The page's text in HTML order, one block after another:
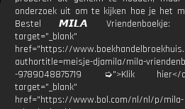
onderzoek uit om te kijken hoe je het
Bestel 𝙈𝙄𝙇𝘼
target="_blank"
href="https://
authortitle=meisje-djamila/mila-
-9789048875719 ➭">Klik
target="_blank"
href="https://www.bol.com/nl/nl/p/mila-